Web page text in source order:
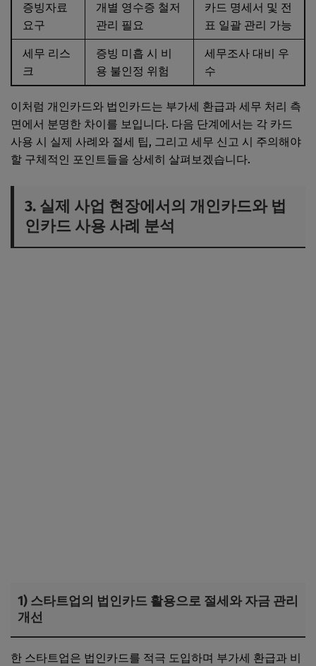
증빙자료
요구
개별 영수증 철저
관리 필요
카드 명세서 및 전
표 일괄 관리 가능
세무 리스
크
증빙 미흡 시 비
용 불인정 위험
세무조사 대비 우
수
이처럼 개인카드와 법인카드는 부가세 환급과 세무 처리 측
면에서 분명한 차이를 보입니다. 다음 단계에서는 각 카드
사용 시 실제 사례와 절세 팁, 그리고 세무 신고 시 주의해야
할 구체적인 포인트들을 상세히 살펴보겠습니다.
3. 실제 사업 현장에서의 개인카드와 법
인카드 사용 사례 분석
1) 스타트업의 법인카드 활용으로 절세와 자금 관리
개선
한 스타트업은 법인카드를 적극 도입하며 부가세 환급과 비